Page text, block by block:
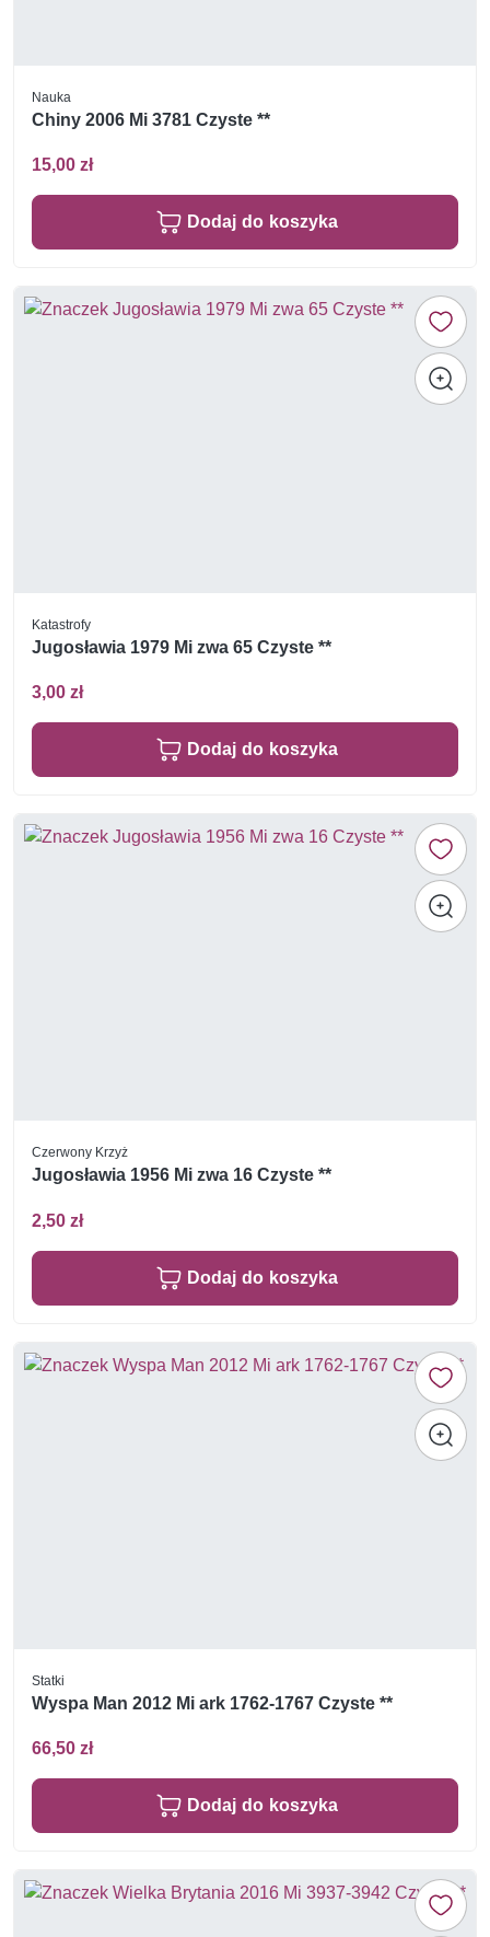
Nauka
Chiny 2006 Mi 3781 Czyste **
15,00 zł
Dodaj do koszyka
Katastrofy
Jugosławia 1979 Mi zwa 65 Czyste **
3,00 zł
Dodaj do koszyka
Czerwony Krzyż
Jugosławia 1956 Mi zwa 16 Czyste **
2,50 zł
Dodaj do koszyka
Statki
Wyspa Man 2012 Mi ark 1762-1767 Czyste **
66,50 zł
Dodaj do koszyka